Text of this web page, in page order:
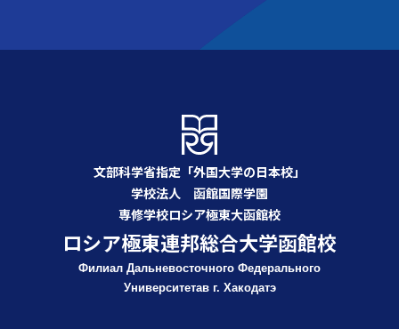
文部科学省指定「外国大学の日本校」
学校法人 函館国際学園
専修学校ロシア極東大函館校
ロシア極東連邦総合大学函館校
Филиал Дальневосточного Федерального
Университетав г. Хакодатэ